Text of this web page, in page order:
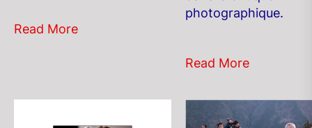
Read More
photographique.
Read More